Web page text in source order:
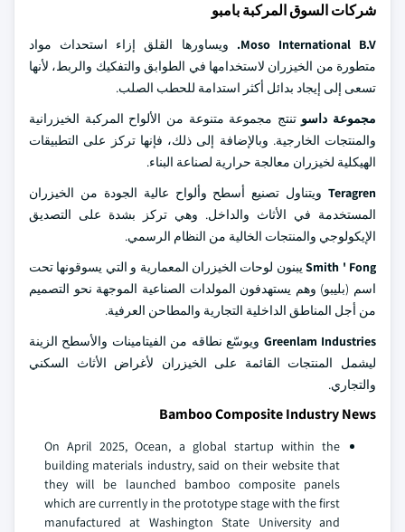
شركات السوق المركبة بامبو
Moso International B.V.
ويساورها القلق إزاء استحداث مواد
متطورة من الخيزران لاستخدامها في الطوابق والتفكيك والربط، لأنها
تسعى إلى إيجاد بدائل أكثر استدامة للحطب الصلب.
مجموعة داسو تنتج مجموعة متنوعة من الألواح المركبة الخيزرانية
والمنتجات الخارجية. وبالإضافة إلى ذلك، فإنها تركز على التطبيقات
الهيكلية لخيزران معالجة حرارية لصناعة البناء.
Teragren ويتناول تصنيع أسطح وألواح عالية الجودة من الخيزران
المستخدمة في الأثاث والداخل. وهي تركز بشدة على التصديق
الإيكولوجي والمنتجات الخالية من النظام الرسمي.
Smith ' Fongيبنون لوحات الخيزران المعمارية و التي يسوقونها تحت
اسم (بليبو) وهم يستهدفون المولدات الصناعية الموجهة نحو التصميم
من أجل المناطق الداخلية التجارية والمطاحن العرفية.
Greenlam Industries ويوسّع نطاقه من الفيتامينات والأسطح الزينة
ليشمل المنتجات القائمة على الخيزران لأغراض الأثاث السكني
والتجاري.
Bamboo Composite Industry News
On April 2025, Ocean, a global startup within the
building materials industry, said on their website that
they will be launched bamboo composite panels
which are currently in the prototype stage with the first
manufactured at Washington State University and